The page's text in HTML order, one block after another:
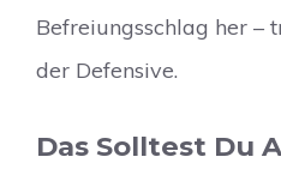
Befreiungsschlag her –
der Defensive.
Das Solltest Du